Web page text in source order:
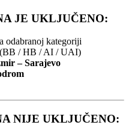
JE UKLJUČENO:
odabranoj kategoriji
(BB / HB / AI / UAI)
– Sarajevo
NIJE UKLJUČENO: